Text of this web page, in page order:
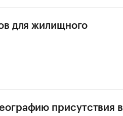
для жилищного
присутствия в